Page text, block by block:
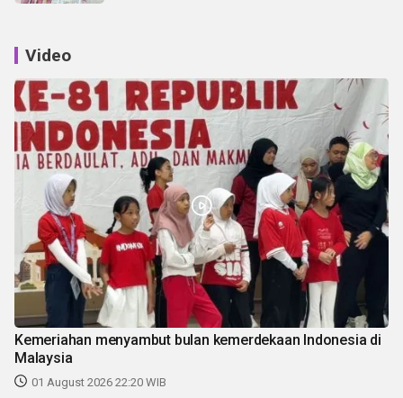
Video
Kemeriahan menyambut bulan kemerdekaan Indonesia di
Malaysia
01 August 2026 22:20 WIB